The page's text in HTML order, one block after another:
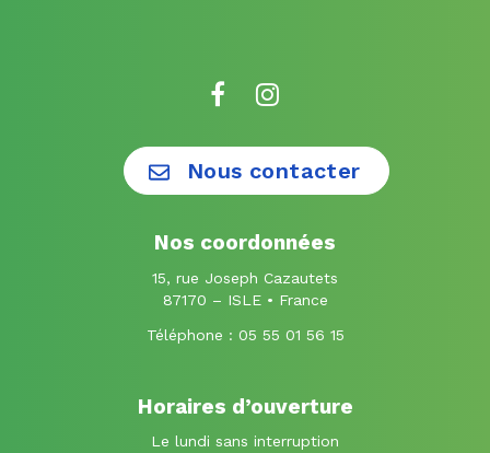
Lien
le
Facebook
le
Instagram
Nous contacter
Nos coordonnées
15, rue Joseph Cazautets
87170 – ISLE • France
Téléphone : 05 55 01 56 15
Horaires d’ouverture
Le lundi sans interruption